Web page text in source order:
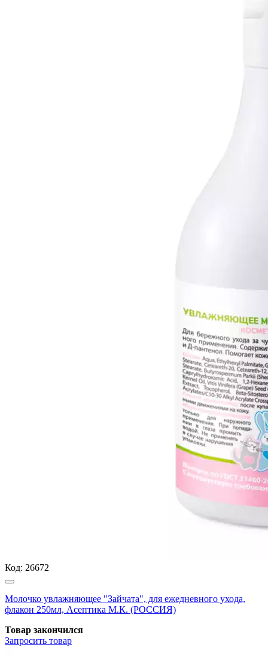
Код: 26672
Молочко увлажняющее "Зайчата", для ежедневного ухода,
флакон 250мл, Асептика М.К. (РОССИЯ)
Товар закончился
Запросить товар